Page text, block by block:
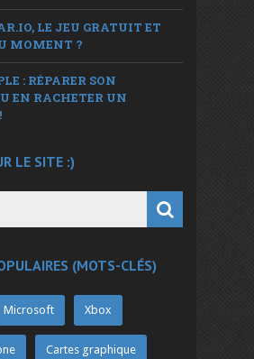
LE JEU GRATUIT ET
MOMENT ?
: RÉPARER SON
EN RACHETER UN
LE SITE :)
(MOTS-CLÉS)
Microsoft Xbox
Cartes graphique